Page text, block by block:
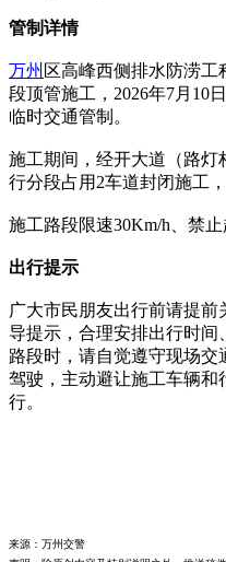
管制详情
万州 区高峰西侧排水防涝
段顶管施工，2026年7月10
临时交通管制。
施工期间，经开大道（路灯
行分段占用2车道封闭施工
施工路段限速30Km/h、禁止
出行提示
广大市民朋友出行前请提前
导提示，合理安排出行时间
路段时，请自觉遵守现场
驾驶，主动避让施工车辆和
行。
来源：万州交警